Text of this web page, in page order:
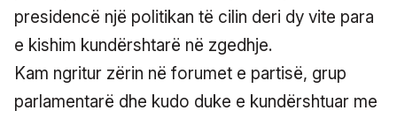
presidencë një politikan të cilin deri dy vite para
e kishim kundërshtarë në zgedhje.
Kam ngritur zërin në forumet e partisë, grup
parlamentarë dhe kudo duke e kundërshtuar me